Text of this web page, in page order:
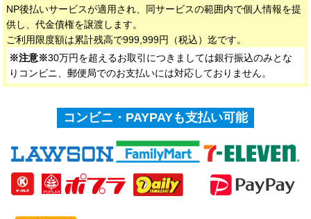
NP後払いサービスが適用され、同サービスの範囲内で個人情報を提
供し、代金債権を譲渡します。
ご利用限度額は累計残高で999,999円（税込）迄です。
※注意※30万円を超えるお取引につきましては銀行振込のみとな
りコンビニ、郵便局でのお支払いには対応しておりません。
コンビニ・PAYPAYも支払い可能